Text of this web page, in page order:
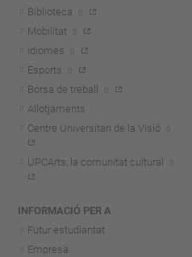
Biblioteca
Mobilitat
Idiomes
Esports
Borsa de treball
Allotjaments
Centre Universitari de la Visió
UPCArts, la comunitat cultural
INFORMACIÓ PER A
Futur estudiantat
Empresa